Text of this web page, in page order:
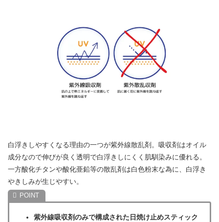
白浮きしやすくなる理由の一つが紫外線散乱剤。吸収剤はオイル
成分なので伸びが良く透明で白浮きしにくく肌馴染みに優れる。
一方酸化チタンや酸化亜鉛等の散乱剤は白色粉末な為に、白浮き
やきしみが生じやすい。
紫外線吸収剤のみで構成された日焼け止めスティック